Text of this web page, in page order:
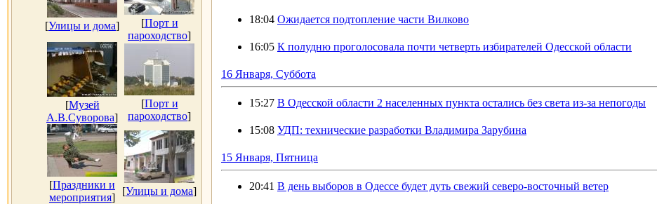
[Улицы и дома] [Порт и
пароходство]
[Музей
А.В.Суворова]
[Порт и
пароходство]
[Праздники и
мероприятия]
[Улицы и дома]
18:04 Ожидается подтопление части Вилково
16:05 К полудню проголосовала почти четверть избирателей Одесской области
16 Января, Суббота
15:27 В Одесской области 2 населенных пункта остались без света из-за непогоды
15:08 УДП: технические разработки Владимира Зарубина
15 Января, Пятница
20:41 В день выборов в Одессе будет дуть свежий северо-восточный ветер